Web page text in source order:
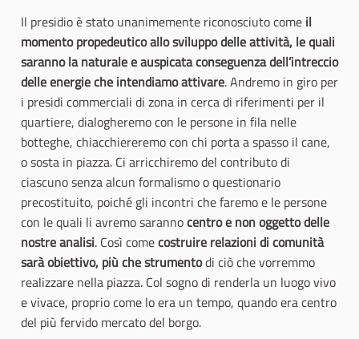
Il presidio è stato unanimemente riconosciuto come il
momento propedeutico allo sviluppo delle attività, le quali
saranno la naturale e auspicata conseguenza dell’intreccio
delle energie che intendiamo attivare. Andremo in giro per
i presidi commerciali di zona in cerca di riferimenti per il
quartiere, dialogheremo con le persone in fila nelle
botteghe, chiacchiereremo con chi porta a spasso il cane,
o sosta in piazza. Ci arricchiremo del contributo di
ciascuno senza alcun formalismo o questionario
precostituito, poiché gli incontri che faremo e le persone
con le quali li avremo sarannocentro e non oggetto delle
nostre analisi. Così comecostruire relazioni di comunità
sarà obiettivo, più che strumentodi ciò che vorremmo
realizzare nella piazza. Col sogno di renderla un luogo vivo
e vivace, proprio come lo era un tempo, quando era centro
del più fervido mercato del borgo.